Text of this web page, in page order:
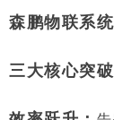
森鹏物联系
三大核心突破